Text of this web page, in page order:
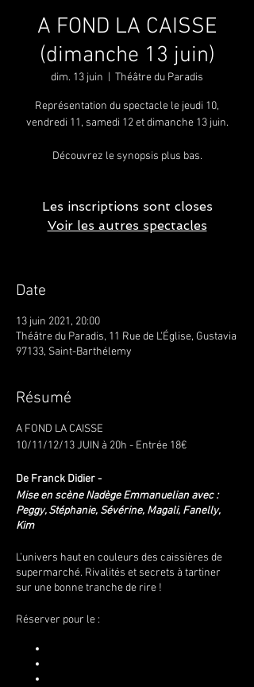
A FOND LA CAISSE
(dimanche 13 juin)
dim. 13 juin Théâtre du Paradis
Représentation du spectacle le jeudi 10,
vendredi 11, samedi 12 et dimanche 13 juin.
Découvrez le synopsis plus bas.
Les inscriptions sont closes
Voir les autres spectacles
Date
13 juin 2021, 20:00
Théâtre du Paradis, 11 Rue de L'Église, Gustavia
97133, Saint-Barthélemy
Résumé
A FOND LA CAISSE
10/11/12/13 JUIN à 20h - Entrée 18€
De Franck Didier -
Mise en scène Nadège Emmanuelian avec :
Peggy, Stéphanie, Sévérine, Magali, Fanelly,
Kim
L’univers haut en couleurs des caissières de
supermarché. Rivalités et secrets à tartiner
sur une bonne tranche de rire !
Réserver pour le :